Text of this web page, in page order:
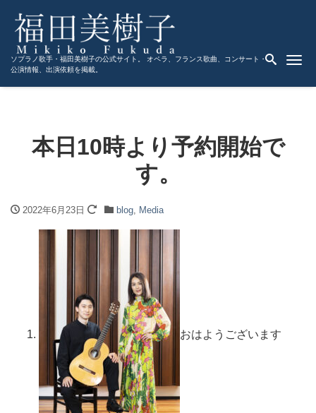
ソプラノ歌手・福田美樹子の公式サイト。 オペラ、フランス歌曲、コンサート・
公演情報、出演依頼を掲載。
本日10時より予約開始で
す。
2022年6月23日 blog, Media
おはようございます